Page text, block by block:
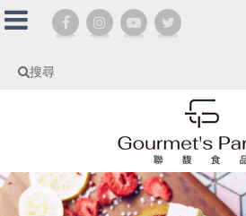
搜尋